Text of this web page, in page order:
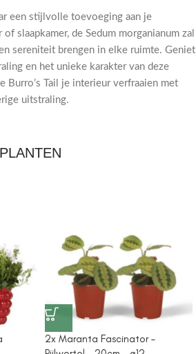
een stijlvolle toevoeging aan je
slaapkamer, de Sedum morganianum zal
sereniteit brengen in elke ruimte. Geniet
en het unieke karakter van deze
Burro’s Tail je interieur verfraaien met
uitstraling.
2x Maranta Fascinator –